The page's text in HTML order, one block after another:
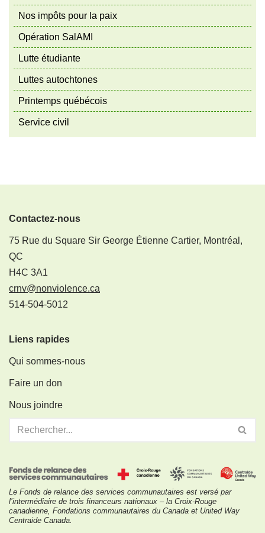
Nos impôts pour la paix
Opération SalAMI
Lutte étudiante
Luttes autochtones
Printemps québécois
Service civil
Contactez-nous
75 Rue du Square Sir George Étienne Cartier, Montréal,
QC
H4C 3A1
crnv@nonviolence.ca
514-504-5012
Liens rapides
Qui sommes-nous
Faire un don
Nous joindre
Le Fonds de relance des services communautaires est versé par
l’intermédiaire de trois financeurs nationaux – la Croix-Rouge
canadienne, Fondations communautaires du Canada et United Way
Centraide Canada.